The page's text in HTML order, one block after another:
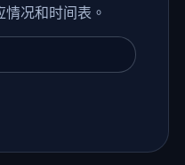
况和时间表。